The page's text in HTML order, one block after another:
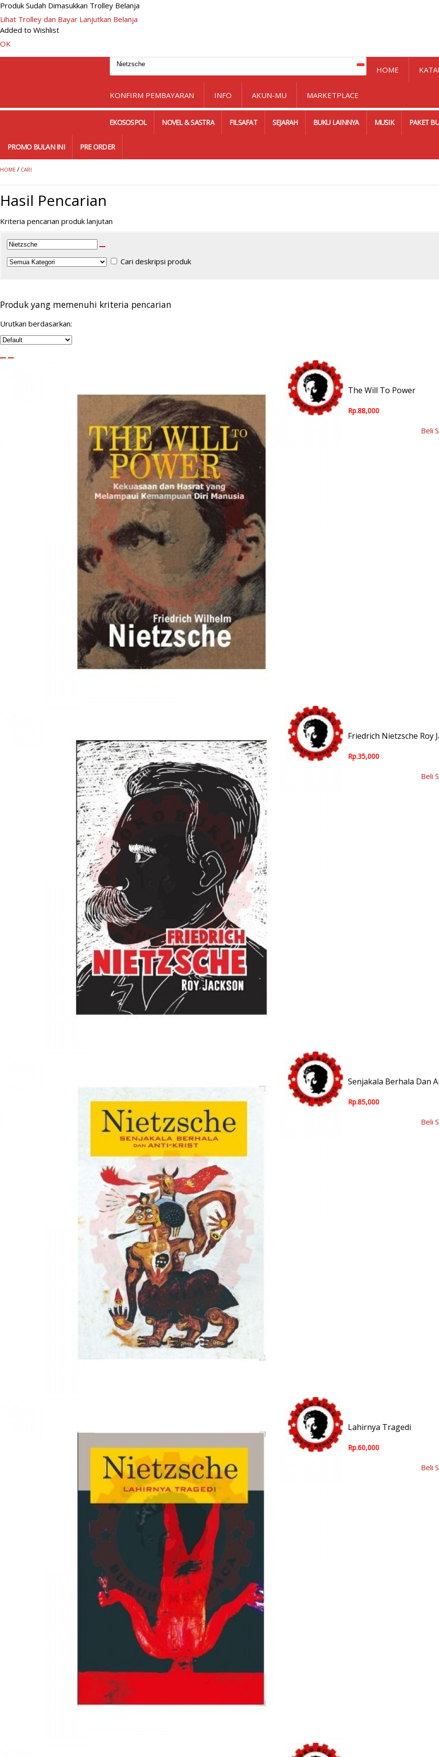
Produk Sudah Dimasukkan Trolley Belanja
Lihat Trolley dan Bayar Lanjutkan Belanja
Added to Wishlist
OK
HOME
KONFIRM PEMBAYARAN INFO AKUN-MU MARKETPLACE
EKOSOSPOL NOVEL & SASTRA FILSAFAT SEJARAH BUKU LAINNYA MUSIK PAKET
PROMO BULAN INI PRE ORDER
HOME / CARI
Hasil Pencarian
Kriteria pencarian produk lanjutan
Cari deskripsi produk
Produk yang memenuhi kriteria pencarian
Urutkan berdasarkan:
The Will To Power
Rp.88,000
Beli
Friedrich Nietzsche Roy
Rp.35,000
Beli
Senjakala Berhala Dan
Rp.85,000
Beli
Lahirnya Tragedi
Rp.60,000
Beli